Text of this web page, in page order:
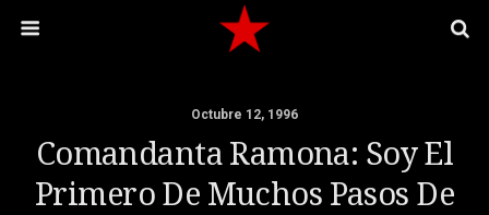
Octubre 12, 1996
Comandanta Ramona: Soy El
Primero De Muchos Pasos De